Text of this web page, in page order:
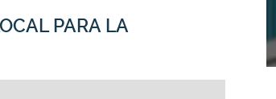
PARA LA